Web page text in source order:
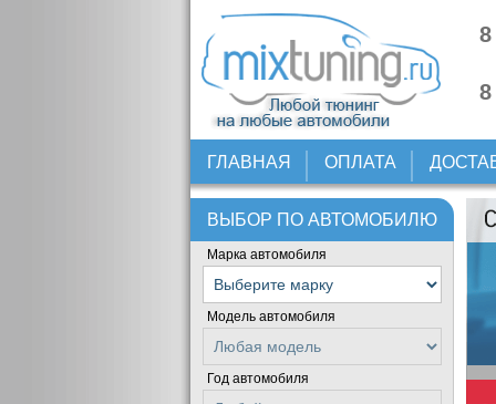
ГЛАВНАЯ ОПЛАТА
ВЫБОР ПО АВТОМОБИЛЮ
Марка автомобиля
Модель автомобиля
Год автомобиля